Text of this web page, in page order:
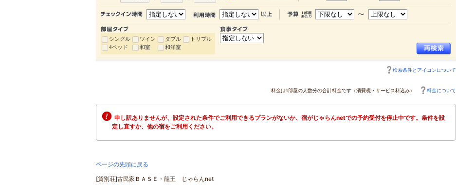
シングル ツイン ダブル
トリプル
4ベッド
和室 和洋室
検索条件とアイコンについて
料金は1部屋の人数分の合計料金です（消費税・サービス料込み） 料金について
申し訳ありませんが、設定された条件でご利用できるプランがないか、宿がじゃらんnetでの予約受付を停止中です。条件を設
定し直すか、他の宿をご利用ください。
ページの先頭に戻る
[貸別荘]古民家ＢＡＳＥ・龍王 じゃらんnet